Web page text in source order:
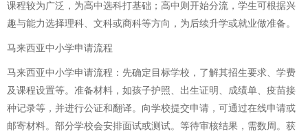
课程较为广泛，为高中选科打基础；高中则开始分流，学生可根据兴
趣与能力选择理科、文科或商科等方向，为后续升学或就业做准备。
马来西亚中小学申请流程
马来西亚中小学申请流程：先确定目标学校，了解其招生要求、学费
及课程设置等。准备材料，如孩子护照、出生证明、成绩单、疫苗接
种记录等，并进行公证和翻译。向学校提交申请，可通过在线申请或
邮寄材料。部分学校会安排面试或测试。等待审核结果，需数周。获